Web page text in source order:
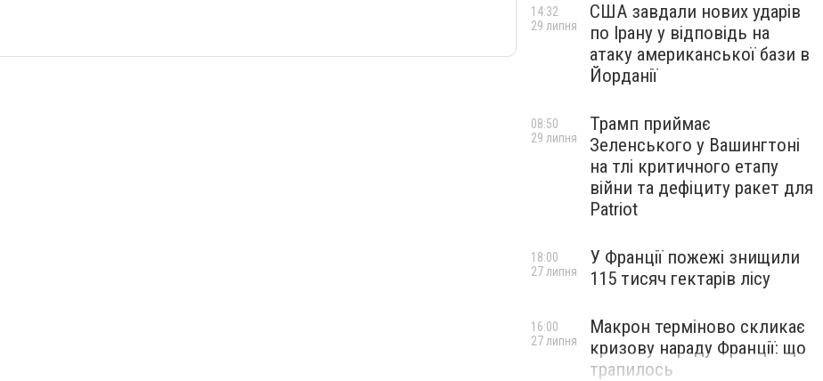
США завдали нових ударів
по Ірану у відповідь на
атаку американської бази в
Йорданії
14:32
29 липня
Трамп приймає
Зеленського у Вашингтоні
на тлі критичного етапу
війни та дефіциту ракет для
Patriot
08:50
29 липня
У Франції пожежі знищили
115 тисяч гектарів лісу
18:00
27 липня
Макрон терміново скликає
кризову нараду Франції: що
трапилось
16:00
27 липня